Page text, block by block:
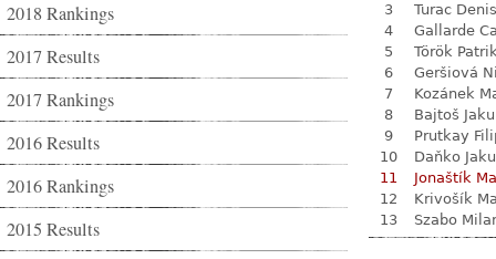
2018 Rankings
2017 Results
2017 Rankings
2016 Results
2016 Rankings
2015 Results
3
Turac Denis
4
Gallarde
5
Török
6
Geršiová
7
Kozánek
8
Bajtoš
9
Prutkay
10
Daňko
11
Jonaštík
12
Krivošík
13
Szabo